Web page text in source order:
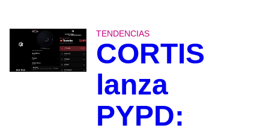
TENDENCIAS
CORTIS
lanza
PYPD: